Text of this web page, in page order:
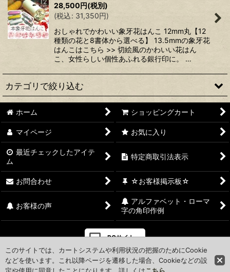
28,500円(税別)
(税込: 31,350円)
おしゃれでかわいい象牙花はんこ 12mm丸【12
種類の花と8書体から選べる】 13.5mmの象牙花
はんこはこちら >> 切絵風のかわいい花はん
こ、女性らしい個性あふれる銀行印に。 …
カテゴリで絞り込む
本象牙印鑑 (全商品)
本象牙【極上】
本象牙印鑑
改刻 再彫刻
象牙花はんこ
ホーム ショッピングカート
マイページ お気に入り
最近チェックしたアイテ
ム
特定商取引法表示
お問合わせ ☆お客様掲示板☆
お客様の声
アルファベット・ローマ
字の角印作例
PCサイト
このサイトでは、カートシステムや利用状況の把握のためにCookie
などを使います。これ以降ページを遷移した場合、Cookieなどの設